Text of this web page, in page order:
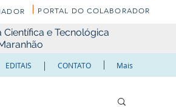
PORTAL DO COLABORADOR
e Tecnológica
EDITAIS CONTATO Mais